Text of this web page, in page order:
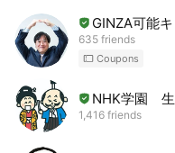
GINZA可能
635 friends
Coupons
NHK学園 生
1,416 friends